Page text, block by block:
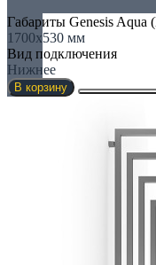
Габариты Genesis
1700х530 мм
Вид подключения
Нижнее
В корзину